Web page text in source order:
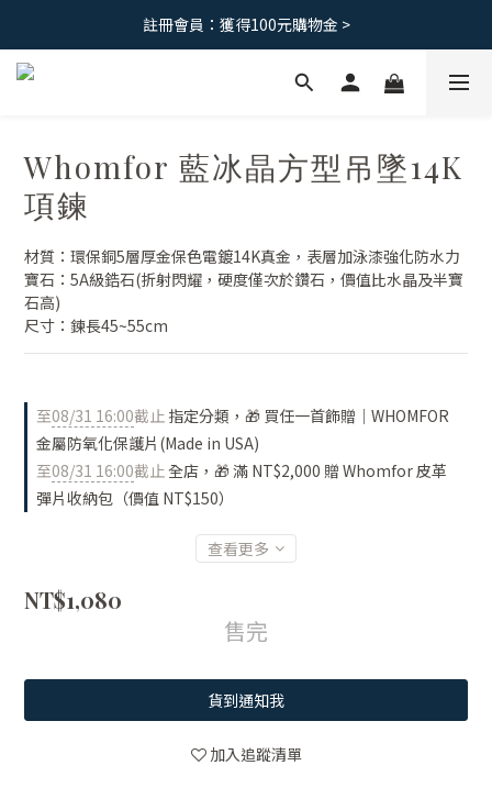
免運優惠｜台灣滿 1500 ，港澳滿2500
註冊會員：獲得100元購物金 >
免運優惠｜台灣滿 1500 ，港澳滿2500
Whomfor 藍冰晶方型吊墜14K
項鍊
材質：環保銅5層厚金保色電鍍14K真金，表層加泳漆強化防水力
寶石：5A級鋯石(折射閃耀，硬度僅次於鑽石，價值比水晶及半寶
石高)
尺寸：鍊長45~55cm
至08/31 16:00截止 指定分類，🎁 買任一首飾贈｜WHOMFOR
金屬防氧化保護片(Made in USA)
至08/31 16:00截止全店，🎁 滿 NT$2,000 贈 Whomfor 皮革
彈片收納包（價值 NT$150）
查看更多
NT$1,080
售完
貨到通知我
加入追蹤清單